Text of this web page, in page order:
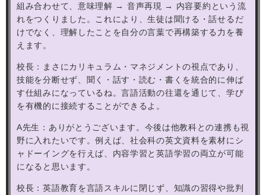
組み合わせて、意味理解 → 音声再現 → 内容要約という流
れをつくりました。これにより、生徒は聞ける・話せるだ
けでなく、理解したことを自分の言葉で再構築する力を養
えます。
校長：まさにカリキュラム・マネジメントの視点であり、
技能を分断せず、聞く・話す・読む・書くを統合的に伸ば
す仕組みになっているね。言語活動の往還を通じて、学び
を有機的に接続することができるよ。
A先生：ありがとうございます。今後は他教科との連携も視
野に入れたいです。例えば、社会科の英文資料を素材にシ
ャドーイングを行えば、内容学習と英語学習の両立が可能
になると思います。
校長：英語教育を言語スキルに閉じず、知識の習得や批判